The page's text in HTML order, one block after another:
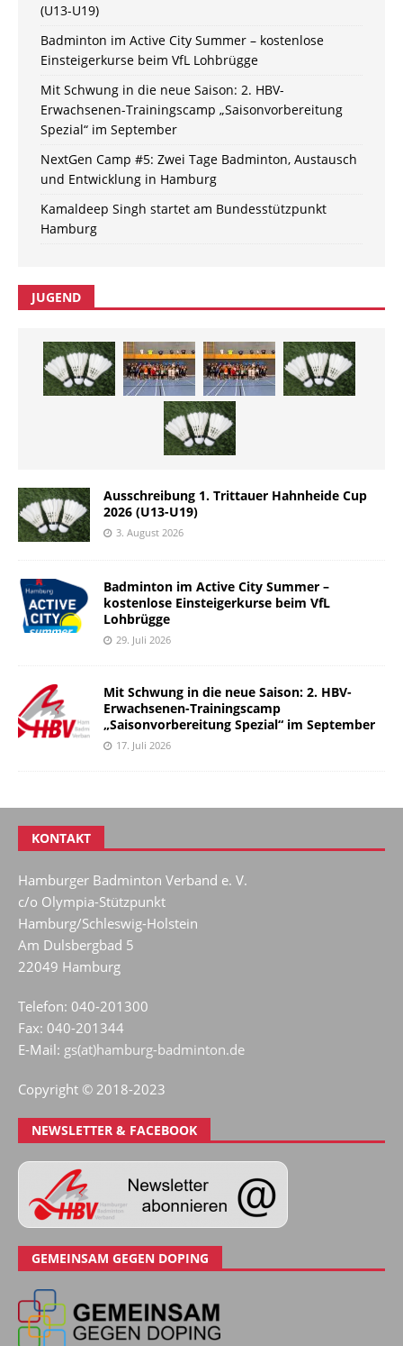
(U13-U19)
Badminton im Active City Summer – kostenlose
Einsteigerkurse beim VfL Lohbrügge
Mit Schwung in die neue Saison: 2. HBV-
Erwachsenen-Trainingscamp „Saisonvorbereitung
Spezial“ im September
NextGen Camp #5: Zwei Tage Badminton, Austausch
und Entwicklung in Hamburg
Kamaldeep Singh startet am Bundesstützpunkt
Hamburg
JUGEND
Ausschreibung 1. Trittauer Hahnheide Cup
2026 (U13-U19)
3. August 2026
Badminton im Active City Summer –
kostenlose Einsteigerkurse beim VfL
Lohbrügge
29. Juli 2026
Mit Schwung in die neue Saison: 2. HBV-
Erwachsenen-Trainingscamp
„Saisonvorbereitung Spezial“ im September
17. Juli 2026
KONTAKT
Hamburger Badminton Verband e. V.
c/o Olympia-Stützpunkt
Hamburg/Schleswig-Holstein
Am Dulsbergbad 5
22049 Hamburg
Telefon: 040-201300
Fax: 040-201344
E-Mail: gs(at)hamburg-badminton.de
Copyright © 2018-2023
NEWSLETTER & FACEBOOK
GEMEINSAM GEGEN DOPING